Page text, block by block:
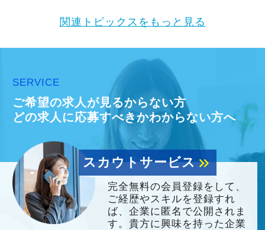
関連トピックスをもっと見る
SERVICE
ご希望の求人が見るからない方
どの求人に応募すべきかわからない方へ
スカウトサービスkeyboard_double_arrow_right
完全無料の会員登録をして、
ご経歴やスキルを登録すれ
ば、企業に匿名で公開されま
す。貴方に興味を持った企業